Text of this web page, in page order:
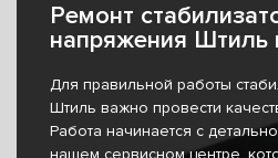
Ремонт
напряжения Штиль
Для правильной работы
Штиль важно провести
Работа начинается с